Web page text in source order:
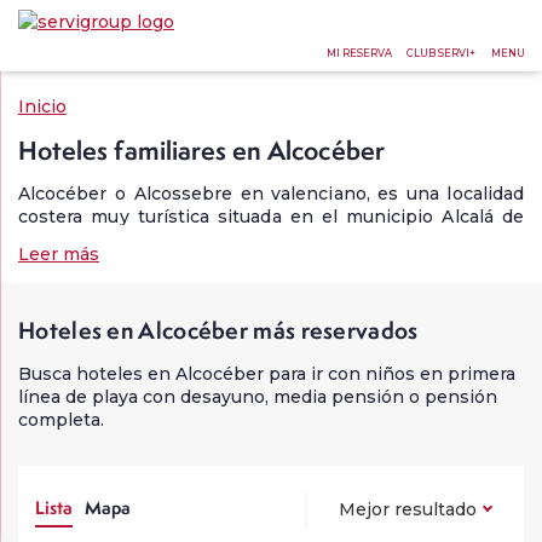
MI RESERVA CLUB SERVI+ MENU
Inicio
Hoteles familiares en Alcocéber
Alcocéber o Alcossebre en valenciano, es una localidad
costera muy turística situada en el municipio Alcalá de
pertenece a la Comunidad Valenciana. Si estás buscando
localidad son susplayas , ya que cuenta con 10
kilómetros de costa repletas de playas y calas. Algunas
de las más famosas son:
Mediterráneo. Además, está equipada con todos los
servicios necesarios: hamacas, sombrillas, duchas y
Leer más
Hoteles en Alcocéber más reservados
Busca hoteles en Alcocéber para ir con niños en primera
línea de playa con desayuno, media pensión o pensión
completa.
Lista Mapa Mejor resultado